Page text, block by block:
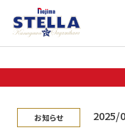
お知らせ 2025/